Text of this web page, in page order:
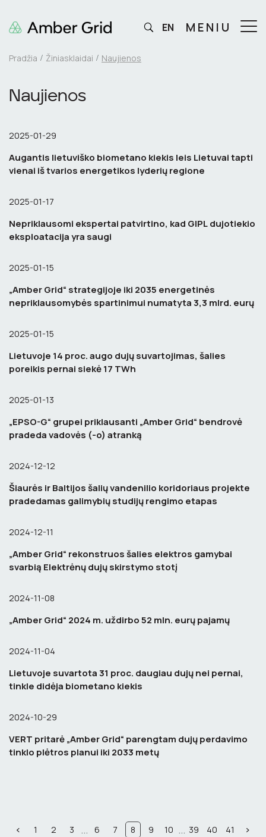
Pradžia Žiniasklaidai Naujienos
Naujienos
2025-01-29
Augantis lietuviško biometano kiekis leis Lietuvai tapti
vienai iš tvarios energetikos lyderių regione
2025-01-17
Nepriklausomi ekspertai patvirtino, kad GIPL dujotiekio
eksploatacija yra saugi
2025-01-15
„Amber Grid“ strategijoje iki 2035 energetinės
nepriklausomybės spartinimui numatyta 3,3 mlrd. eurų
2025-01-15
Lietuvoje 14 proc. augo dujų suvartojimas, šalies
poreikis pernai siekė 17 TWh
2025-01-13
„EPSO-G“ grupei priklausanti „Amber Grid“ bendrovė
pradeda vadovės (-o) atranką
2024-12-12
Šiaurės ir Baltijos šalių vandenilio koridoriaus projekte
pradedamas galimybių studijų rengimo etapas
2024-12-11
„Amber Grid“ rekonstruos šalies elektros gamybai
svarbią Elektrėnų dujų skirstymo stotį
2024-11-08
„Amber Grid“ 2024 m. uždirbo 52 mln. eurų pajamų
2024-11-04
Lietuvoje suvartota 31 proc. daugiau dujų nei pernai,
tinkle didėja biometano kiekis
2024-10-29
VERT pritarė „Amber Grid“ parengtam dujų perdavimo
tinklo plėtros planui iki 2033 metų
1 2 3 ... 6 7 8 9 10 ... 39 40 41
EN MENIU